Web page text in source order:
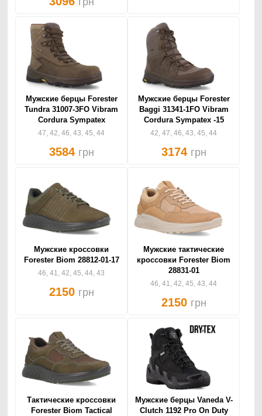
Мужские берцы Forester
Tundra 31007-3FO Vibram
Cordura Sympatex
47, 42, 46, 43, 45, 44
3584 грн
Мужские берцы Forester
Baggi 31341-1FO Vibram
Cordura Sympatex -15
42, 47, 46, 43, 45, 44
3174 грн
Мужские кроссовки
Forester Biom 28812-01-17
46, 41, 42, 45, 44, 43
2150 грн
Мужские тактические
кроссовки Forester Biom
28831-01
46, 41, 42, 45, 43, 44
2150 грн
Тактические кроссовки
Forester Biom Tactical
Мужские берцы Vaneda V-
Clutch 1192 Pro On Duty